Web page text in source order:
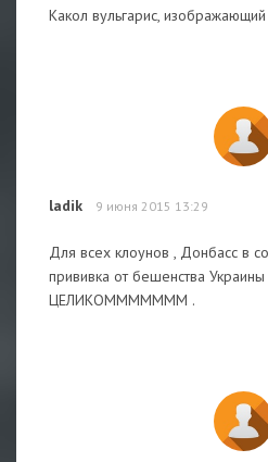
Какол вульгарис, изображающий
ladik 9 июня 2015 13:29
Для всех клоунов , Донбасс в
прививка от бешенства
ЦЕЛИКОМММММММ .